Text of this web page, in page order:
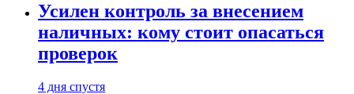
Усилен контроль за внесением
наличных: кому стоит опасаться
проверок
4 дня спустя